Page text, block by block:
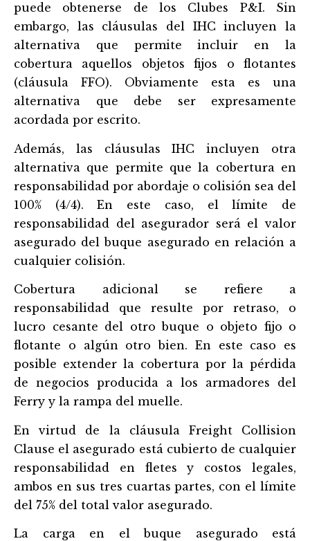
puede obtenerse de los Clubes P&I. Sin
embargo, las cláusulas del IHC incluyen la
alternativa que permite incluir en la
cobertura aquellos objetos fijos o flotantes
(cláusula FFO). Obviamente esta es una
alternativa que debe ser expresamente
acordada por escrito.
Además, las cláusulas IHC incluyen otra
alternativa que permite que la cobertura en
responsabilidad por abordaje o colisión sea del
100% (4/4). En este caso, el límite de
responsabilidad del asegurador será el valor
asegurado del buque asegurado en relación a
cualquier colisión.
Cobertura adicional se refiere a
responsabilidad que resulte por retraso, o
lucro cesante del otro buque o objeto fijo o
flotante o algún otro bien. En este caso es
posible extender la cobertura por la pérdida
de negocios producida a los armadores del
Ferry y la rampa del muelle.
En virtud de la cláusula Freight Collision
Clause el asegurado está cubierto de cualquier
responsabilidad en fletes y costos legales,
ambos en sus tres cuartas partes, con el límite
del 75% del total valor asegurado.
La carga en el buque asegurado está